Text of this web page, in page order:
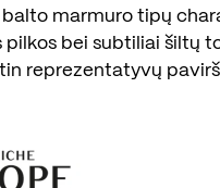
marmuro tipų
bei subtiliai šiltų
reprezentatyvų